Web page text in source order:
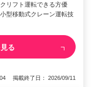
リフト運転できる方優
型移動式クレーン運転技
る
掲載終了日： 2026/09/11